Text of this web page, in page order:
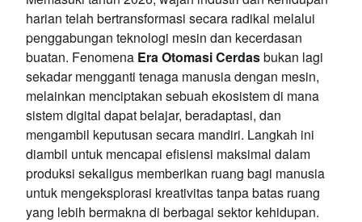
harian telah bertransformasi secara radikal melalui
penggabungan teknologi mesin dan kecerdasan
buatan. Fenomena Era Otomasi Cerdasbukan lagi
sekadar mengganti tenaga manusia dengan mesin,
melainkan menciptakan sebuah ekosistem di mana
sistem digital dapat belajar, beradaptasi, dan
mengambil keputusan secara mandiri. Langkah ini
diambil untuk mencapai efisiensi maksimal dalam
produksi sekaligus memberikan ruang bagi manusia
untuk mengeksplorasi kreativitas tanpa batas ruang
yang lebih bermakna di berbagai sektor kehidupan.